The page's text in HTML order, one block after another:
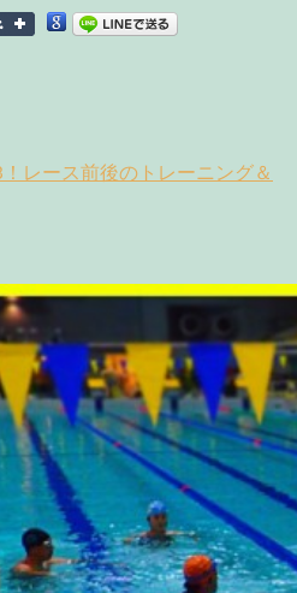
レース前後のトレーニング＆